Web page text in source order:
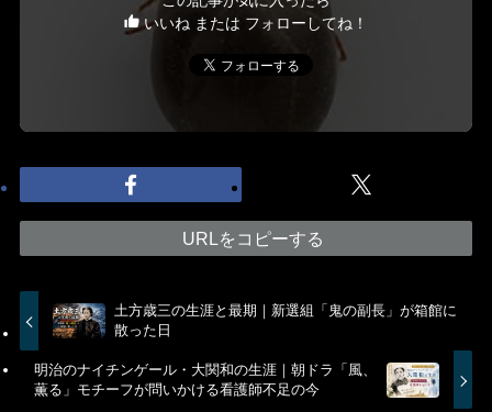
いいね または フォローしてね！
URLをコピーする
土方歳三の生涯と最期｜新選組「鬼の副長」が箱館に
散った日
明治のナイチンゲール・大関和の生涯｜朝ドラ「風、
薫る」モチーフが問いかける看護師不足の今